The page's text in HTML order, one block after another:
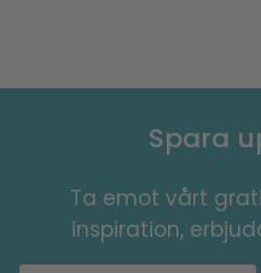
Spara
Ta emot vårt
inspiration,